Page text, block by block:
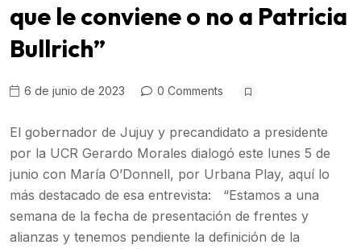
que le conviene o no a Patricia
Bullrich”
6 de junio de 2023 0 Comments
El gobernador de Jujuy y precandidato a presidente
por la UCR Gerardo Morales dialogó este lunes 5 de
junio con María O’Donnell, por Urbana Play, aquí lo
más destacado de esa entrevista: “Estamos a una
semana de la fecha de presentación de frentes y
alianzas y tenemos pendiente la definición de la